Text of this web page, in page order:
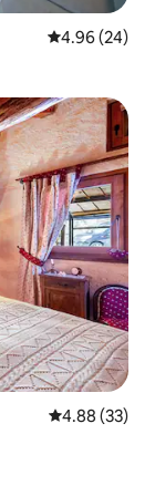
從 24 則評價
4.96 (24)
從 33 則評價
4.88 (33)